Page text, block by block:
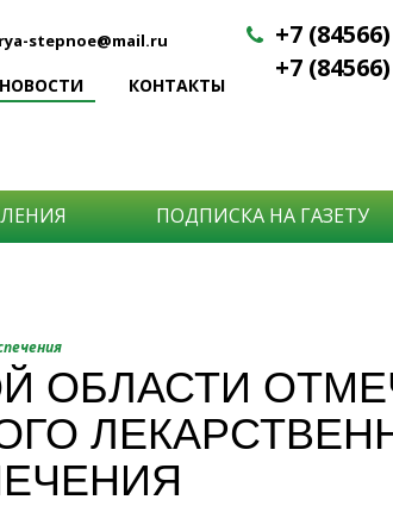
stepnoe@mail.ru
НОВОСТИ КОНТАКТЫ
+7
+7
ПОДПИСКА НА ГАЗЕТУ
ОБЛАСТИ